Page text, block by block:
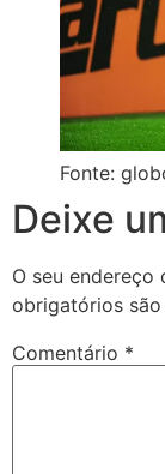
Fonte:
Deixe
O seu endereço
obrigatórios
Comentário *